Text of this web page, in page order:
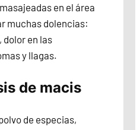
en el área
muchas dolencias:
en las
y llagas.
de macis
de especias,